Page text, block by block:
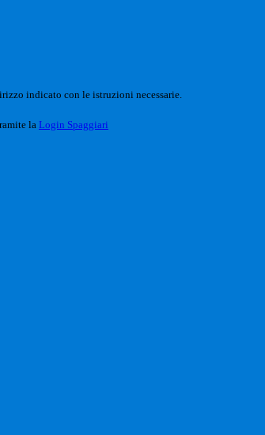
indicato con le istruzioni necessarie.
la Login Spaggiari